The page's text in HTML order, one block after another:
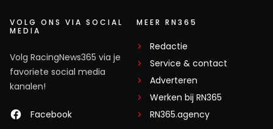
VOLG ONS VIA SOCIAL
MEDIA
Volg RacingNews365 via je
favoriete social media
kanalen!
Facebook
MEER RN365
Redactie
Service & contact
Adverteren
Werken bij RN365
RN365.agency